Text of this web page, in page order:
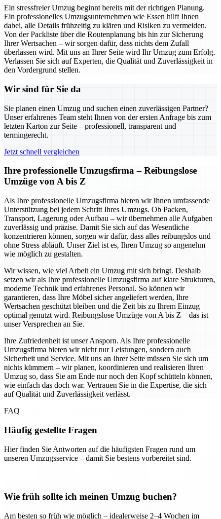
Ein stressfreier Umzug beginnt bereits mit der richtigen Planung.
Ein professionelles Umzugsunternehmen wie Essen hilft Ihnen
dabei, alle Details frühzeitig zu klären und Risiken zu vermeiden.
Von der Packliste über die Routenplanung bis hin zur Sicherung
Ihrer Wertsachen – wir sorgen dafür, dass nichts dem Zufall
überlassen wird. Mit uns an Ihrer Seite wird Ihr Umzug zum Erfolg.
Verlassen Sie sich auf Experten, die Qualität und Zuverlässigkeit in
den Vordergrund stellen.
Wir sind für Sie da
Sie planen einen Umzug und suchen einen zuverlässigen Partner?
Unser erfahrenes Team steht Ihnen von der ersten Anfrage bis zum
letzten Karton zur Seite – professionell, transparent und
termingerecht.
Jetzt schnell vergleichen
Ihre professionelle Umzugsfirma – Reibungslose
Umzüge von A bis Z
Als Ihre professionelle Umzugsfirma bieten wir Ihnen umfassende
Unterstützung bei jedem Schritt Ihres Umzugs. Ob Packen,
Transport, Lagerung oder Aufbau – wir übernehmen alle Aufgaben
zuverlässig und präzise. Damit Sie sich auf das Wesentliche
konzentrieren können, sorgen wir dafür, dass alles reibungslos und
ohne Stress abläuft. Unser Ziel ist es, Ihren Umzug so angenehm
wie möglich zu gestalten.
Wir wissen, wie viel Arbeit ein Umzug mit sich bringt. Deshalb
setzen wir als Ihre professionelle Umzugsfirma auf klare Strukturen,
moderne Technik und erfahrenes Personal. So können wir
garantieren, dass Ihre Möbel sicher angeliefert werden, Ihre
Wertsachen geschützt bleiben und die Zeit bis zu Ihrem Einzug
optimal genutzt wird. Reibungslose Umzüge von A bis Z – das ist
unser Versprechen an Sie.
Ihre Zufriedenheit ist unser Ansporn. Als Ihre professionelle
Umzugsfirma bieten wir nicht nur Leistungen, sondern auch
Sicherheit und Service. Mit uns an Ihrer Seite müssen Sie sich um
nichts kümmern – wir planen, koordinieren und realisieren Ihren
Umzug so, dass Sie am Ende nur noch den Kopf schütteln können,
wie einfach das doch war. Vertrauen Sie in die Expertise, die sich
auf Qualität und Zuverlässigkeit verlässt.
FAQ
Häufig gestellte Fragen
Hier finden Sie Antworten auf die häufigsten Fragen rund um
unseren Umzugsservice – damit Sie bestens vorbereitet sind.
Wie früh sollte ich meinen Umzug buchen?
Am besten so früh wie möglich – idealerweise 2–4 Wochen im